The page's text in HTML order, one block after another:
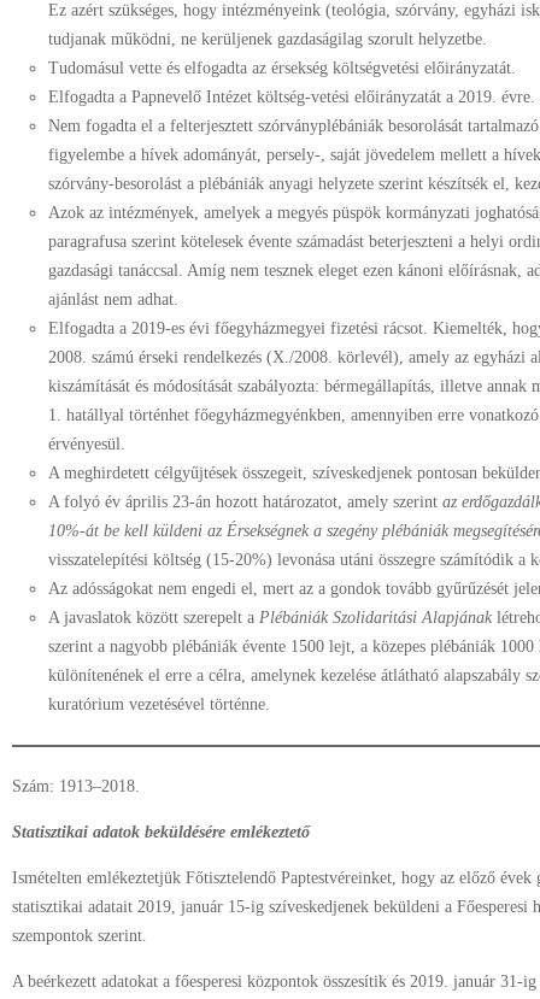
Ez azért szükséges, hogy intézményeink (teológia, szórvány, egyházi
tudjanak működni, ne kerüljenek gazdaságilag szorult helyzetbe.
Tudomásul vette és elfogadta az érsekség költségvetési előirányzatát.
Elfogadta a Papnevelő Intézet költség-vetési előirányzatát a 2019. évre.
Nem fogadta el a felterjesztett szórványplébániák besorolását
figyelembe a hívek adományát, persely-, saját jövedelem mellett a
szórvány-besorolást a plébániák anyagi helyzete szerint készítsék el,
Azok az intézmények, amelyek a megyés püspök kormányzati
paragrafusa szerint kötelesek évente számadást beterjeszteni a helyi
gazdasági tanáccsal. Amíg nem tesznek eleget ezen kánoni előírásnak,
ajánlást nem adhat.
Elfogadta a 2019-es évi főegyházmegyei fizetési rácsot. Kiemelték,
2008. számú érseki rendelkezés (X./2008. körlevél), amely az egyházi
kiszámítását és módosítását szabályozta: bérmegállapítás, illetve annak
1. hatállyal történhet főegyházmegyénkben, amennyiben erre
érvényesül.
A meghirdetett célgyűjtések összegeit, szíveskedjenek pontosan
A folyó év április 23-án hozott határozatot, amely szerint az
10%-át be kell küldeni az Érsekségnek a szegény plébániák
visszatelepítési költség (15-20%) levonása utáni összegre számítódik a
Az adósságokat nem engedi el, mert az a gondok tovább gyűrűzését
A javaslatok között szerepelt a Plébániák Szolidaritási Alapjának
szerint a nagyobb plébániák évente 1500 lejt, a közepes plébániák
különítenének el erre a célra, amelynek kezelése átlátható alapszabály
kuratórium vezetésével történne.
Szám: 1913–2018.
Statisztikai adatok beküldésére emlékeztető
Ismételten emlékeztetjük Főtisztelendő Paptestvéreinket, hogy az előző
statisztikai adatait 2019, január 15-ig szíveskedjenek beküldeni a Főesperesi
szempontok szerint.
A beérkezett adatokat a főesperesi központok összesítik és 2019. január 31-